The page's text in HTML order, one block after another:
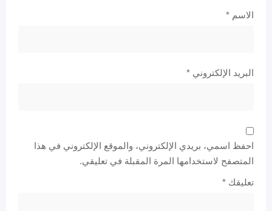
الاسم *
البريد الإلكتروني *
احفظ اسمي، بريدي الإلكتروني، والموقع الإلكتروني في هذا
المتصفح لاستخدامها المرة المقبلة في تعليقي.
تعليقك *